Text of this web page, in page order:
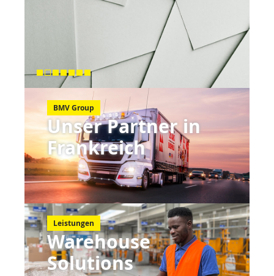
1 2 3 4 5 6 7
BMV Group
Unser Partner in
Frankreich
Leistungen
Warehouse
Solutions